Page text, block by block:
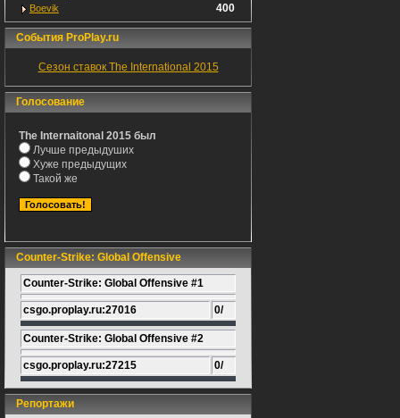
Boevik 400
События ProPlay.ru
Сезон ставок The International 2015
Голосование
The Internaitonal 2015 был
Лучше предыдуших
Хуже предыдущих
Такой же
Counter-Strike: Global Offensive
Counter-Strike: Global Offensive #1
csgo.proplay.ru:27016 0/
Counter-Strike: Global Offensive #2
csgo.proplay.ru:27215 0/
Репортажи